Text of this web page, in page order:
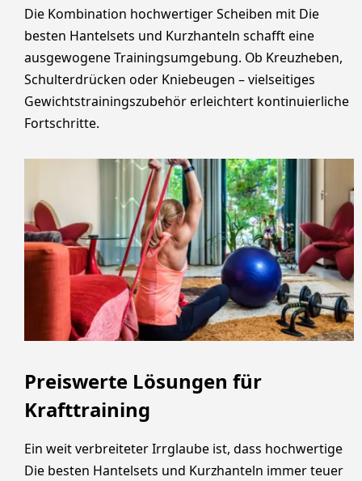
Die Kombination hochwertiger Scheiben mit Die
besten Hantelsets und Kurzhanteln schafft eine
ausgewogene Trainingsumgebung. Ob Kreuzheben,
Schulterdrücken oder Kniebeugen – vielseitiges
Gewichtstrainingszubehör erleichtert kontinuierliche
Fortschritte.
Preiswerte Lösungen für
Krafttraining
Ein weit verbreiteter Irrglaube ist, dass hochwertige
Die besten Hantelsets und Kurzhanteln immer teuer